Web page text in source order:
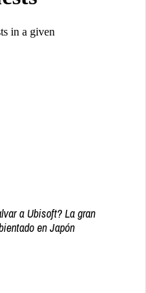
a Ubisoft? La gran
en Japón